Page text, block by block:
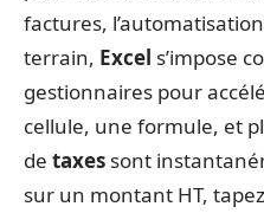
factures,
terrain, Excel s’impose
gestionnaires pour
cellule, une formule, et
de taxes sont
sur un montant HT, tapez